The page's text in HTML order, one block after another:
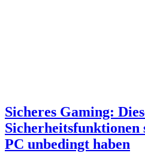
Sicheres Gaming:
Sicherheitsfunktionen
PC unbedingt haben